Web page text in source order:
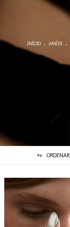
INÍCIO . ANÉIS .
ORDENAR